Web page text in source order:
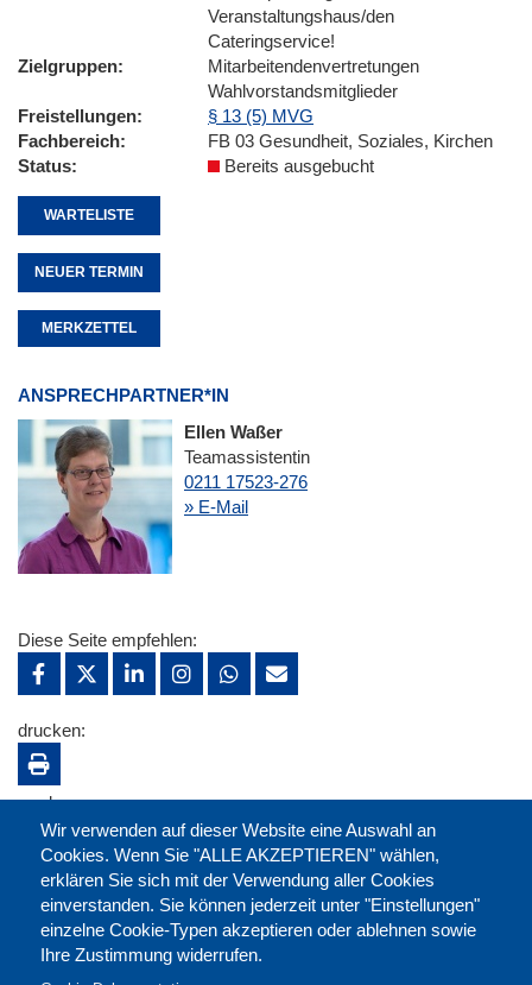
Veranstaltungshaus/den
Cateringservice!
Zielgruppen
Mitarbeitendenvertretungen
Wahlvorstandsmitglieder
Freistellungen
§ 13 (5) MVG
Fachbereich
FB 03 Gesundheit, Soziales, Kirchen
Status
Bereits ausgebucht
WARTELISTE
NEUER TERMIN
MERKZETTEL
ANSPRECHPARTNER*IN
Ellen Waßer
Teamassistentin
0211 17523-276
» E-Mail
Wir verwenden auf dieser Website eine Auswahl an
Cookies. Wenn Sie "ALLE AKZEPTIEREN" wählen,
erklären Sie sich mit der Verwendung aller Cookies
einverstanden. Sie können jederzeit unter "Einstellungen"
einzelne Cookie-Typen akzeptieren oder ablehnen sowie
Ihre Zustimmung widerrufen.
Diese Seite empfehlen:
drucken:
merken: